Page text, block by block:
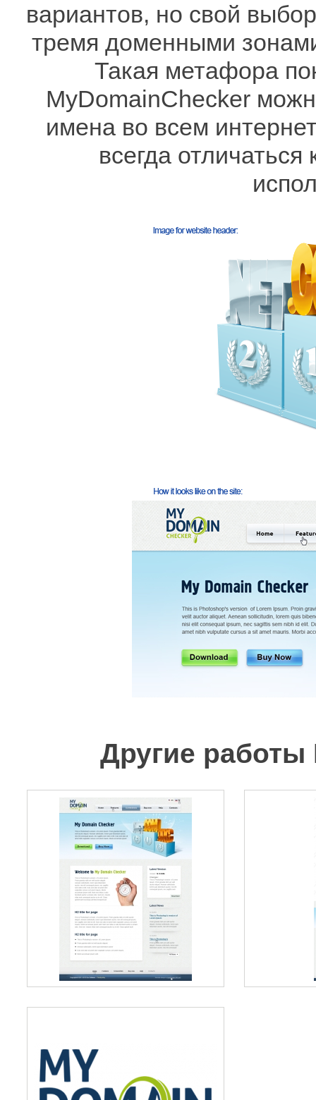
вариантов, но свой
тремя доменными
Такая метафора
MyDomainChecker
имена во всем
всегда
Другие работы